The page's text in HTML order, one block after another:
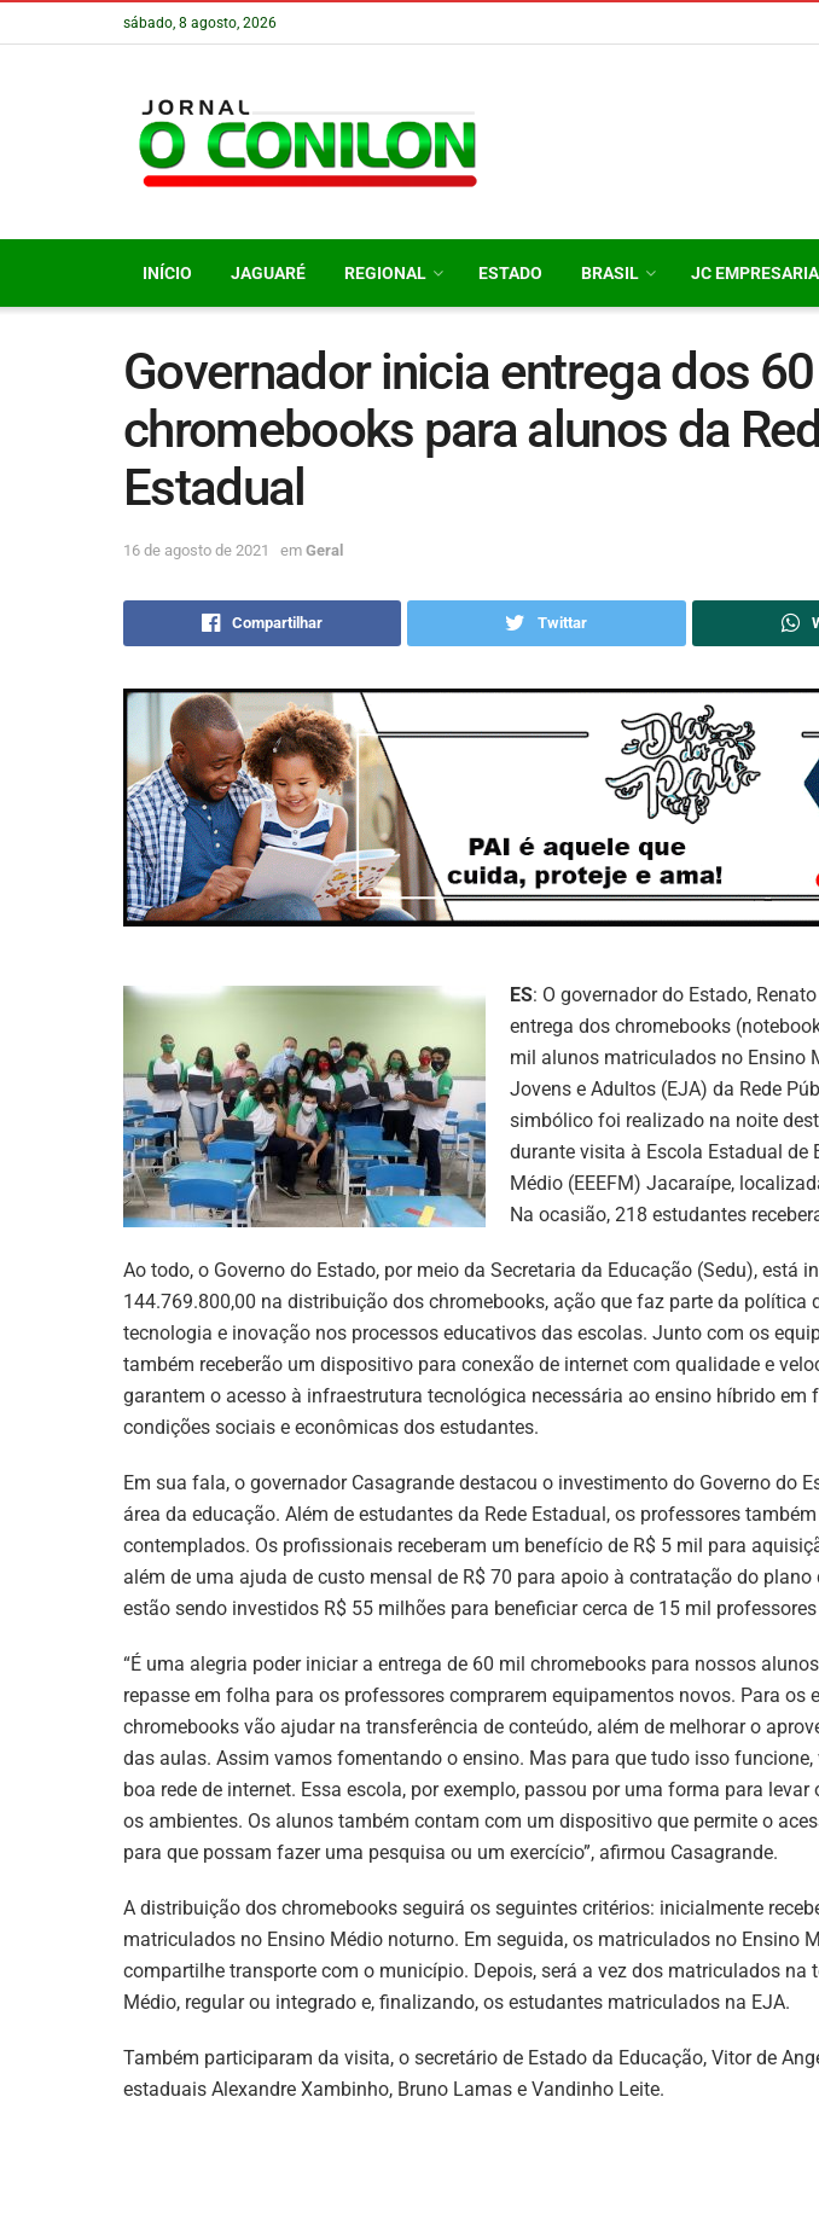
sábado, 8 agosto, 2026
INÍCIO JAGUARÉ REGIONAL ESTADO BRASIL JC
Governador inicia entrega dos 60
chromebooks para alunos da
Estadual
16 de agosto de 2021 em Geral
Compartilhar Twittar
ES: O governador do Estado,
entrega dos chromebooks
mil alunos matriculados no Ensino
Jovens e Adultos (EJA) da Rede
simbólico foi realizado na noite
durante visita à Escola Estadual de
Médio (EEEFM) Jacaraípe,
Na ocasião, 218 estudantes
Ao todo, o Governo do Estado, por meio da Secretaria da Educação (Sedu), está
144.769.800,00 na distribuição dos chromebooks, ação que faz parte da política
tecnologia e inovação nos processos educativos das escolas. Junto com os
também receberão um dispositivo para conexão de internet com qualidade e
garantem o acesso à infraestrutura tecnológica necessária ao ensino híbrido em
condições sociais e econômicas dos estudantes.
Em sua fala, o governador Casagrande destacou o investimento do Governo do
área da educação. Além de estudantes da Rede Estadual, os professores
contemplados. Os profissionais receberam um benefício de R$ 5 mil para
além de uma ajuda de custo mensal de R$ 70 para apoio à contratação do plano
estão sendo investidos R$ 55 milhões para beneficiar cerca de 15 mil professores
“É uma alegria poder iniciar a entrega de 60 mil chromebooks para nossos
repasse em folha para os professores comprarem equipamentos novos. Para os
chromebooks vão ajudar na transferência de conteúdo, além de melhorar o
das aulas. Assim vamos fomentando o ensino. Mas para que tudo isso funcione,
boa rede de internet. Essa escola, por exemplo, passou por uma forma para
os ambientes. Os alunos também contam com um dispositivo que permite o
para que possam fazer uma pesquisa ou um exercício”, afirmou Casagrande.
A distribuição dos chromebooks seguirá os seguintes critérios: inicialmente
matriculados no Ensino Médio noturno. Em seguida, os matriculados no Ensino
compartilhe transporte com o município. Depois, será a vez dos matriculados na
Médio, regular ou integrado e, finalizando, os estudantes matriculados na EJA.
Também participaram da visita, o secretário de Estado da Educação, Vitor de
estaduais Alexandre Xambinho, Bruno Lamas e Vandinho Leite.